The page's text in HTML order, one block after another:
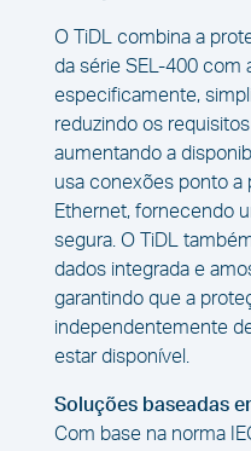
O TiDL combina a
da série SEL-400 com
especificamente,
reduzindo os
aumentando a
usa conexões ponto a
Ethernet, fornecendo
segura. O TiDL
dados integrada e
garantindo que a
independentemente
estar disponível.
Soluções baseadas
Com base na norma